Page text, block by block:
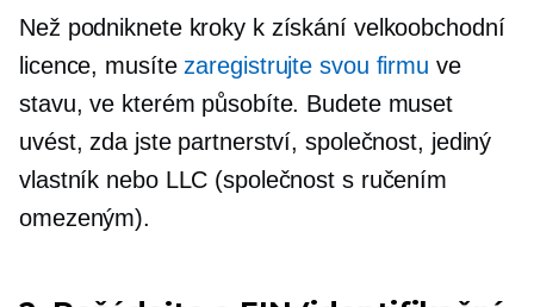
Než podniknete kroky k získání velkoobchodní
licence, musíte zaregistrujte svou firmu ve
stavu, ve kterém působíte. Budete muset
uvést, zda jste partnerství, společnost, jediný
vlastník nebo LLC (společnost s ručením
omezeným).